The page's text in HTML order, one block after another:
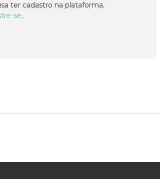
ter cadastro na plataforma.
se.